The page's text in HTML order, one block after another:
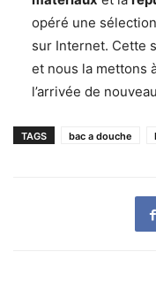
opéré une
sur Internet. Cette
et nous la mettons
l’arrivée de
TAGS bac a douche